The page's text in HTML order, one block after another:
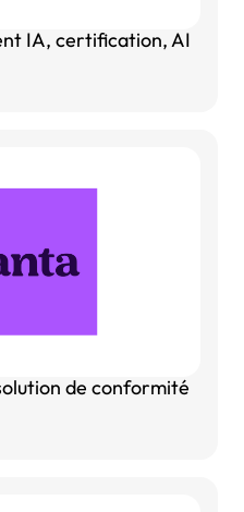
IA, certification, AI
de conformité